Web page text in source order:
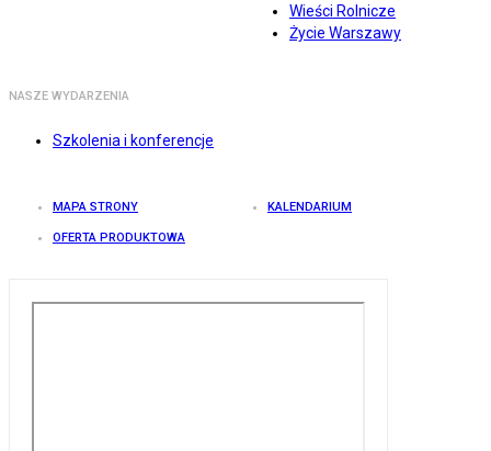
Wieści Rolnicze
Życie Warszawy
NASZE WYDARZENIA
Szkolenia i konferencje
MAPA STRONY KALENDARIUM
OFERTA PRODUKTOWA